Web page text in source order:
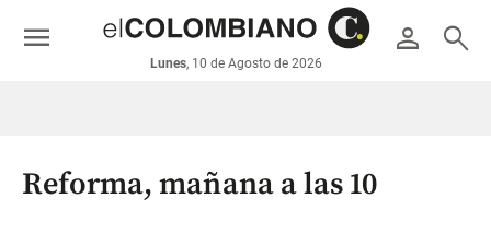
económicos
Colombia
person search
Lunes, 10 de Agosto de 2026
menu
Reforma, mañana a las 10